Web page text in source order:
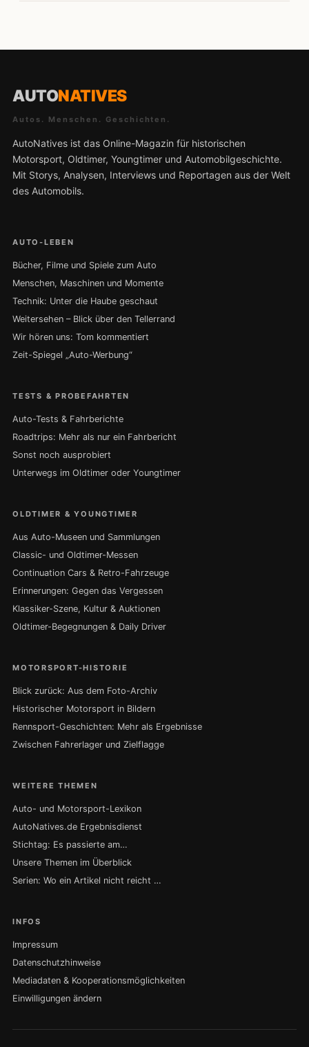
AUTONATIVES
Autos. Menschen. Geschichten.
AutoNatives ist das Online-Magazin für historischen
Motorsport, Oldtimer, Youngtimer und Automobilgeschichte.
Mit Storys, Analysen, Interviews und Reportagen aus der Welt
des Automobils.
AUTO-LEBEN
Bücher, Filme und Spiele zum Auto
Menschen, Maschinen und Momente
Technik: Unter die Haube geschaut
Weitersehen – Blick über den Tellerrand
Wir hören uns: Tom kommentiert
Zeit-Spiegel „Auto-Werbung“
TESTS & PROBEFAHRTEN
Auto-Tests & Fahrberichte
Roadtrips: Mehr als nur ein Fahrbericht
Sonst noch ausprobiert
Unterwegs im Oldtimer oder Youngtimer
OLDTIMER & YOUNGTIMER
Aus Auto-Museen und Sammlungen
Classic- und Oldtimer-Messen
Continuation Cars & Retro-Fahrzeuge
Erinnerungen: Gegen das Vergessen
Klassiker-Szene, Kultur & Auktionen
Oldtimer-Begegnungen & Daily Driver
MOTORSPORT-HISTORIE
Blick zurück: Aus dem Foto-Archiv
Historischer Motorsport in Bildern
Rennsport-Geschichten: Mehr als Ergebnisse
Zwischen Fahrerlager und Zielflagge
WEITERE THEMEN
Auto- und Motorsport-Lexikon
AutoNatives.de Ergebnisdienst
Stichtag: Es passierte am…
Unsere Themen im Überblick
Serien: Wo ein Artikel nicht reicht …
INFOS
Impressum
Datenschutzhinweise
Mediadaten & Kooperationsmöglichkeiten
Einwilligungen ändern